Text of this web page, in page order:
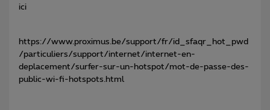
ici
https://www.proximus.be/support/fr/id_sfaqr_hot_pwd
/particuliers/support/internet/internet-en-
deplacement/surfer-sur-un-hotspot/mot-de-passe-des-
public-wi-fi-hotspots.html